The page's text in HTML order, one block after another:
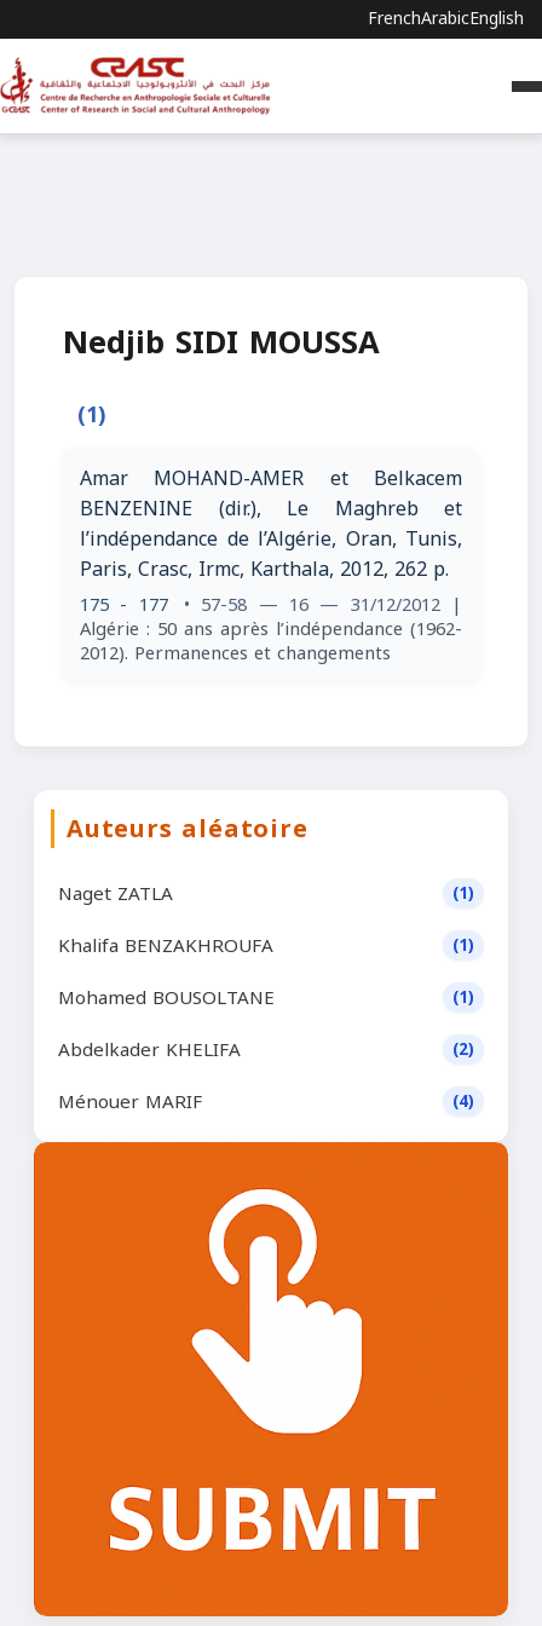
FrenchArabicEnglish
Nedjib SIDI MOUSSA
(1)
Amar MOHAND-AMER et Belkacem
BENZENINE (dir.), Le Maghreb et
l’indépendance de l’Algérie, Oran, Tunis,
Paris, Crasc, Irmc, Karthala, 2012, 262 p.
175 - 177 • 57-58 — 16 — 31/12/2012 |
Algérie : 50 ans après l’indépendance (1962-
2012). Permanences et changements
Auteurs aléatoire
Naget ZATLA (1)
Khalifa BENZAKHROUFA (1)
Mohamed BOUSOLTANE (1)
Abdelkader KHELIFA (2)
Ménouer MARIF (4)